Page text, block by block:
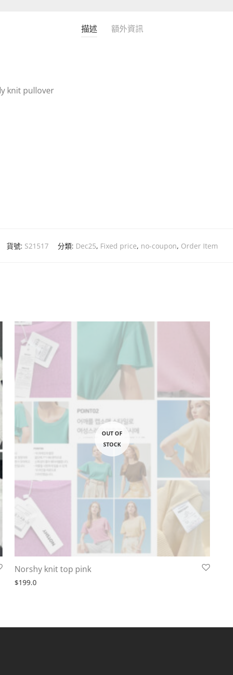
描述 額外資訊
knit pullover
貨號: S21517 分類: Dec25, Fixed price, no-coupon, Order Item
Norshy knit top pink
$199.0